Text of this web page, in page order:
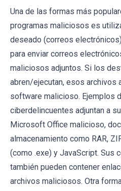
Una de las formas más
programas maliciosos es
deseado (correos
para enviar correos
maliciosos adjuntos. Si los
abren/ejecutan, esos archivos
software malicioso. Ejemplos
ciberdelincuentes adjuntan a
Microsoft Office malicioso,
almacenamiento como RAR,
(como .exe) y JavaScript. Sus
también pueden contener
archivos maliciosos. Otra